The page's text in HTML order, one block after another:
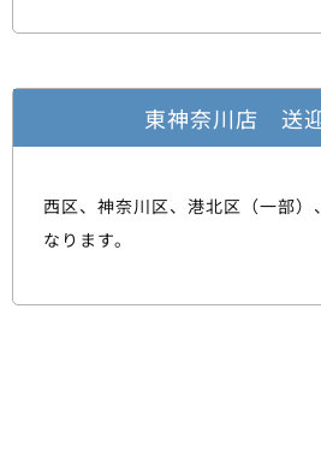
東神奈川店 送
西区、神奈川区、港北区（一部）
なります。